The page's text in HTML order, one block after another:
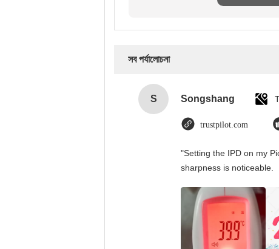
সব পর্যালোচনা
S Songshang
trustpilot.com
"Setting the IPD on my
sharpness is noticeable.